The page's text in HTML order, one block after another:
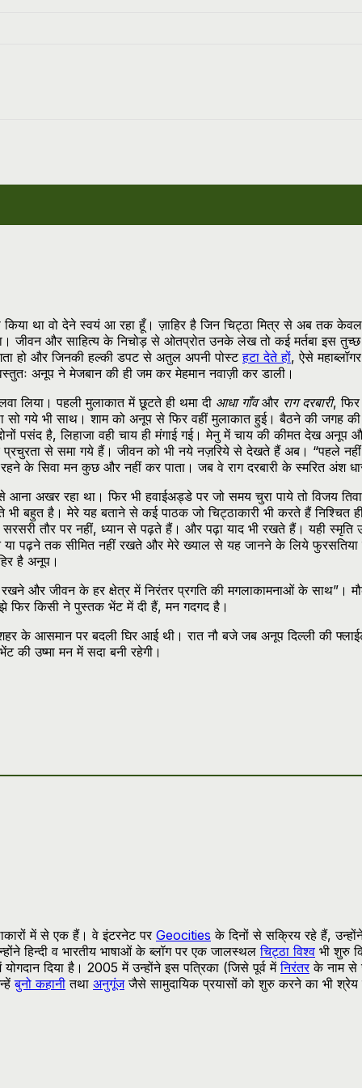
था वो देने स्वयं आ रहा हूँ। ज़ाहिर है जिन चिट्ठा मित्र से अब तक केवल
जीवन और साहित्य के निचोड़ से ओतप्रोत उनके लेख तो कई मर्तबा इस
हो और जिनकी हल्की डपट से अतुल अपनी पोस्टहटा देते हों, ऐसे
अनूप ने मेजबान की ही जम कर मेहमान नवाज़ी कर डाली।
लिया। पहली मुलाकात में छूटते ही थमा दी आधा गाँवऔर राग दरबारी,
सो गये भी साथ। शाम को अनूप से फिर वहीं मुलाकात हुई। बैठने की जगह की
पसंद है, लिहाजा वही चाय ही मंगाई गई। मेनु में चाय की कीमत देख
से समा गये हैं। जीवन को भी नये नज़रिये से देखते हैं अब। “पहले
के सिवा मन कुछ और नहीं कर पाता। जब वे राग दरबारी के स्मरित अंश
अखर रहा था। फिर भी हवाईअड्डे पर जो समय चुरा पाये तो विजय
बहुत है। मेरे यह बताने से कई पाठक जो चिट्ठाकारी भी करते हैं
तौर पर नहीं, ध्यान से पढ़ते हैं। और पढ़ा याद भी रखते हैं। यही
पढ़ने तक सीमित नहीं रखते और मेरे ख्याल से यह जानने के लिये फुरसतिया
है अनूप।
और जीवन के हर क्षेत्र में निरंतर प्रगति की मगलाकामनाओं के साथ”।
फिर किसी ने पुस्तक भेंट में दी हैं, मन गदगद है।
के आसमान पर बदली घिर आई थी। रात नौ बजे जब अनूप दिल्ली की
उष्मा मन में सदा बनी रहेगी।
में से एक हैं। वे इंटरनेट पर Geocities के दिनों से सक्रिय रहे हैं,
हिन्दी व भारतीय भाषाओं के ब्लॉग पर एक जालस्थलचिट्ठा विश्व भी शुरु
दिया है। 2005 में उन्होंने इस पत्रिका (जिसे पूर्व मेंनिरंतरके नाम से
बुनो कहानी तथा अनुगूंजजैसे सामुदायिक प्रयासों को शुरु करने का भी श्रेय